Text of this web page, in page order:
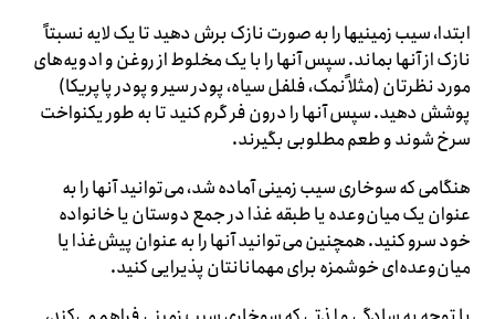
ابتدا، سیب زمینیها را به صورت نازک برش دهید تا یک لایه نسبتاً
نازک از آنها بماند. سپس آنها را با یک مخلوط از روغن و ادویه‌های
مورد نظرتان (مثلاً نمک، فلفل سیاه، پودر سیر و پودر پاپریکا)
پوشش دهید. سپس آنها را درون فر گرم کنید تا به طور یکنواخت
سرخ شوند و طعم مطلوبی بگیرند.
هنگامی که سوخاری سیب زمینی آماده شد، می‌توانید آنها را به
عنوان یک میان‌وعده یا طبقه غذا در جمع دوستان یا خانواده
خود سرو کنید. همچنین می‌توانید آنها را به عنوان پیش‌غذا یا
میان‌وعده‌ای خوشمزه برای مهمانانتان پذیرایی کنید.